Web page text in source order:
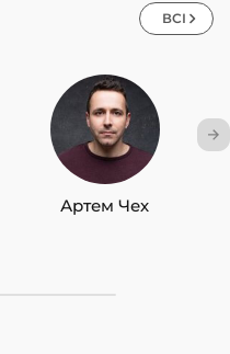
ВСІ
Артем Чех